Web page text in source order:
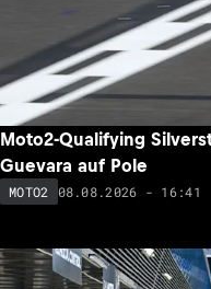
Moto2-Qualifying
Guevara auf Pole
MOTO2 08.08.2026 - 16:41